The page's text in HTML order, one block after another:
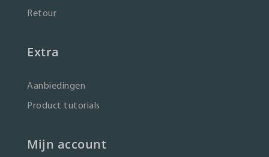
Retour
Extra
Aanbiedingen
Product tutorials
Mijn account